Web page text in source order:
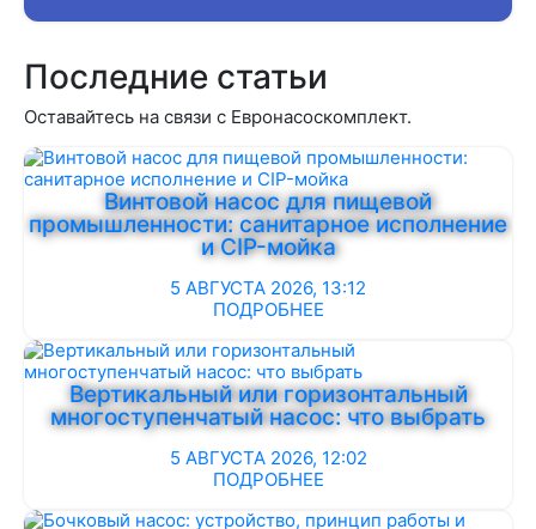
Последние статьи
Оставайтесь на связи с Евронасоскомплект.
Винтовой насос для пищевой
промышленности: санитарное исполнение
и CIP-мойка
5 АВГУСТА 2026, 13:12
ПОДРОБНЕЕ
Вертикальный или горизонтальный
многоступенчатый насос: что выбрать
5 АВГУСТА 2026, 12:02
ПОДРОБНЕЕ